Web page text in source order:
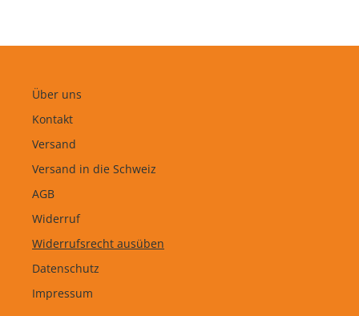
Über uns
Kontakt
Versand
Versand in die Schweiz
AGB
Widerruf
Widerrufsrecht ausüben
Datenschutz
Impressum